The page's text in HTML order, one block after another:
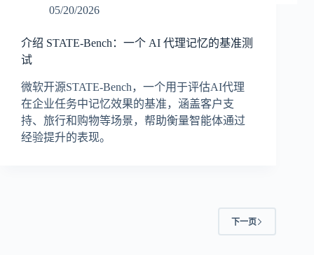
05/20/2026
介绍 STATE-Bench：一个 AI 代理记忆的基准测
试
微软开源STATE-Bench，一个用于评估AI代理
在企业任务中记忆效果的基准，涵盖客户支
持、旅行和购物等场景，帮助衡量智能体通过
经验提升的表现。
下一页